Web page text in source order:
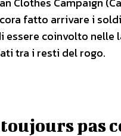
fatto arrivare i
coinvolto nelle
tra i resti del rogo.
pas